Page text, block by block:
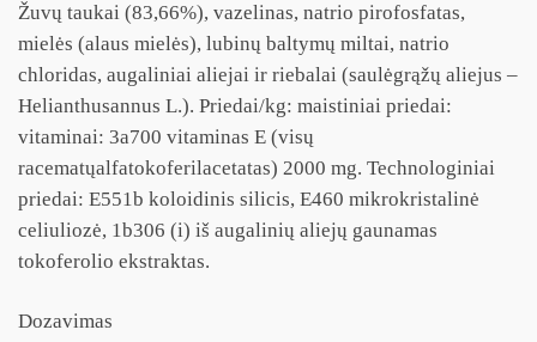
Žuvų taukai (83,66%), vazelinas, natrio pirofosfatas,
mielės (alaus mielės), lubinų baltymų miltai, natrio
chloridas, augaliniai aliejai ir riebalai (saulėgrąžų aliejus –
Helianthusannus L.). Priedai/kg: maistiniai priedai:
vitaminai: 3a700 vitaminas E (visų
racematųalfatokoferilacetatas) 2000 mg. Technologiniai
priedai: E551b koloidinis silicis, E460 mikrokristalinė
celiuliozė, 1b306 (i) iš augalinių aliejų gaunamas
tokoferolio ekstraktas.
Dozavimas